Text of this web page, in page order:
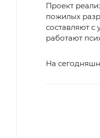
Проект
пожилых
составляют
работают
На